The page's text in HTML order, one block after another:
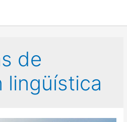
de
lingüística